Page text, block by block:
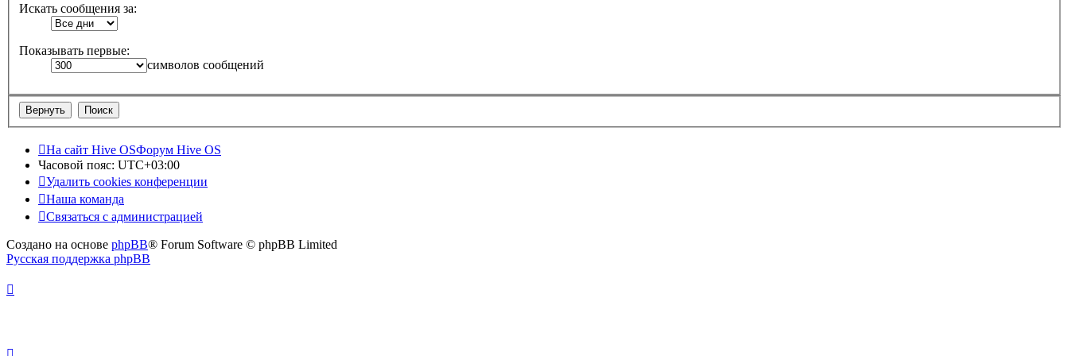
Искать сообщения за:
Показывать первые:
символов сообщений
На сайт Hive OSФорум Hive OS
Часовой пояс: UTC+03:00
Удалить cookies конференции
Наша команда
Связаться с администрацией
Создано на основе phpBB® Forum Software © phpBB Limited
Русская поддержка phpBB